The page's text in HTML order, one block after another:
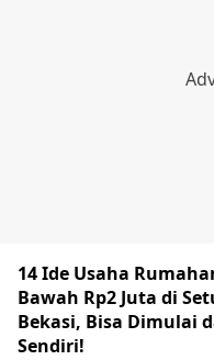
14 Ide Usaha
Bawah Rp2 Juta di
Bekasi, Bisa Dimulai
Sendiri!